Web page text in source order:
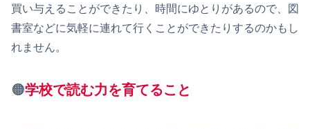
買い与えることができたり、時間にゆとりがあるので、図
書室などに気軽に連れて行くことができたりするのかもし
れません。
🟠学校で読む力を育てること